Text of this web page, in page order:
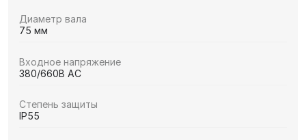
Диаметр вала
75 мм
Входное напряжение
380/660В AC
Степень защиты
IP55